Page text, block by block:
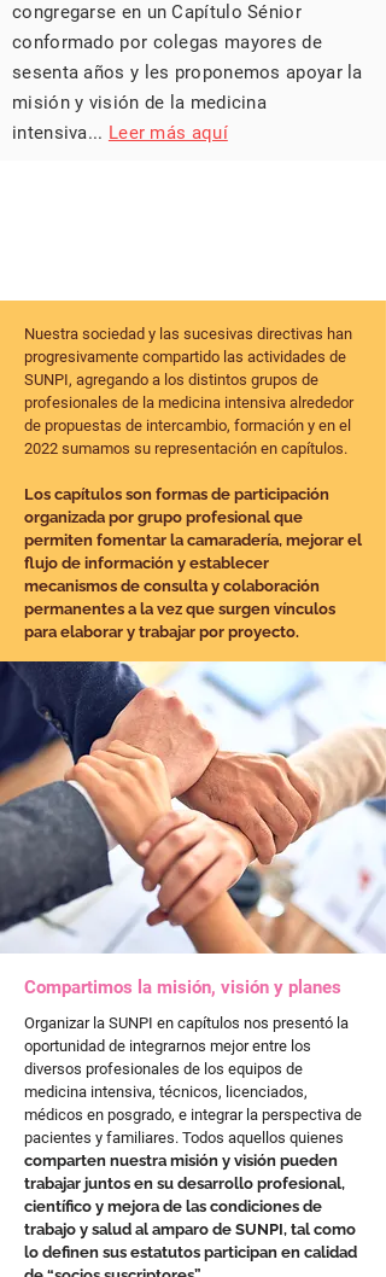
congregarse en un Capítulo Sénior
conformado por colegas mayores de
sesenta años y les proponemos apoyar la
misión y visión de la medicina
intensiva... Leer más aquí
Nuestra sociedad y las sucesivas directivas han
progresivamente compartido las actividades de
SUNPI, agregando a los distintos grupos de
profesionales de la medicina intensiva alrededor
de propuestas de intercambio, formación y en el
2022 sumamos su representación en capítulos.
Los capítulos son formas de participación
organizada por grupo profesional que
permiten fomentar la camaradería, mejorar el
flujo de información y establecer
mecanismos de consulta y colaboración
permanentes a la vez que surgen vínculos
para elaborar y trabajar por proyecto.
Compartimos la misión, visión y planes
Organizar la SUNPI en capítulos nos presentó la
oportunidad de integrarnos mejor entre los
diversos profesionales de los equipos de
medicina intensiva, técnicos, licenciados,
médicos en posgrado, e integrar la perspectiva de
pacientes y familiares. Todos aquellos quienes
comparten nuestra misión y visión pueden
trabajar juntos en su desarrollo profesional,
científico y mejora de las condiciones de
trabajo y salud al amparo de SUNPI, tal como
lo definen sus estatutos participan en calidad